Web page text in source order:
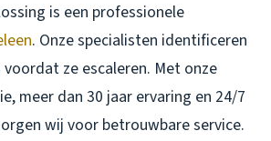
is een professionele
. Onze specialisten identificeren
ze escaleren. Met onze
meer dan 30 jaar ervaring en 24/7
wij voor betrouwbare service.